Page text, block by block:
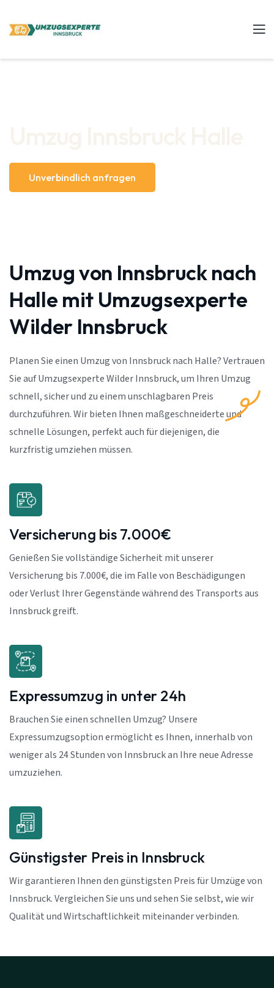
Unverbindlich anfragen
Umzug von Innsbruck nach
Halle mit Umzugsexperte
Wilder Innsbruck
Planen Sie einen Umzug von Innsbruck nach Halle? Vertrauen
Sie auf Umzugsexperte Wilder Innsbruck, um Ihren Umzug
schnell, sicher und zu einem unschlagbaren Preis
durchzuführen. Wir bieten Ihnen maßgeschneiderte und
schnelle Lösungen, perfekt auch für diejenigen, die
kurzfristig umziehen müssen.
Versicherung bis 7.000€
Genießen Sie vollständige Sicherheit mit unserer
Versicherung bis 7.000€, die im Falle von Beschädigungen
oder Verlust Ihrer Gegenstände während des Transports aus
Innsbruck greift.
Expressumzug in unter 24h
Brauchen Sie einen schnellen Umzug? Unsere
Expressumzugsoption ermöglicht es Ihnen, innerhalb von
weniger als 24 Stunden von Innsbruck an Ihre neue Adresse
umzuziehen.
Günstigster Preis in Innsbruck
Wir garantieren Ihnen den günstigsten Preis für Umzüge von
Innsbruck. Vergleichen Sie uns und sehen Sie selbst, wie wir
Qualität und Wirtschaftlichkeit miteinander verbinden.